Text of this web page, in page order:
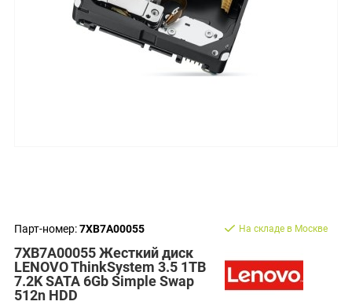
Парт-номер:7XB7A00055
7XB7A00055 Жесткий диск
LENOVO ThinkSystem 3.5 1TB
7.2K SATA 6Gb Simple Swap
512n HDD
На складе в Москве